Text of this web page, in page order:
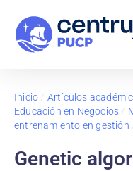
Inicio / Artículos
Educación en Negocios /
entrenamiento en gestión
Genetic